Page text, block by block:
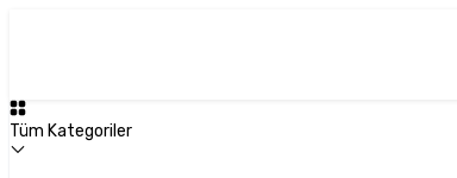
Tüm Kategoriler